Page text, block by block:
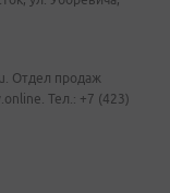
Отдел продаж
Тел.: +7 (423)